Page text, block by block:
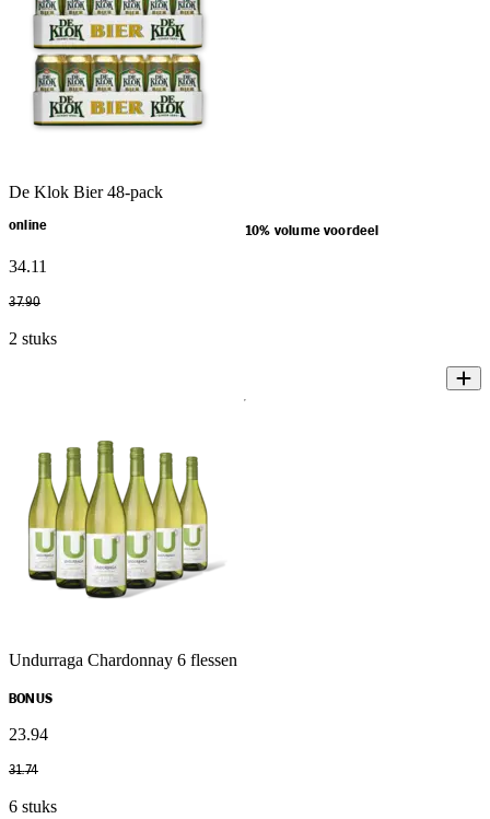
De Klok Bier 48-pack
online 10% volume voordeel
34.11
37.90
2 stuks
Undurraga Chardonnay 6 flessen
BONUS
23.94
31.74
6 stuks